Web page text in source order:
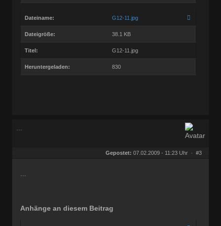
Dateiname: G12-11.jpg
Dateigröße: 38.1 KB
Titel: G12-11.jpg
Heruntergeladen: 830
...
Gepostet: 07.02.2009 - 11:23 Uhr · #3
Anhänge an diesem Beitrag